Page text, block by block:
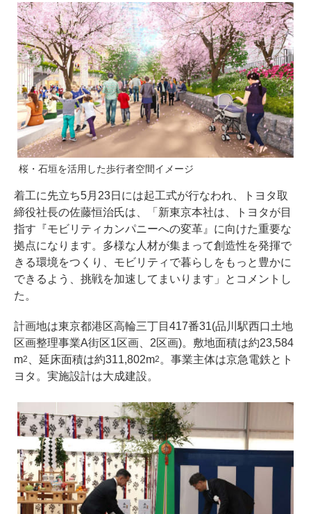
桜・石垣を活用した歩行者空間イメージ
着工に先立ち5月23日には起工式が行なわれ、トヨタ取
締役社長の佐藤恒治氏は、「新東京本社は、トヨタが目
指す『モビリティカンパニーへの変革』に向けた重要な
拠点になります。多様な人材が集まって創造性を発揮で
きる環境をつくり、モビリティで暮らしをもっと豊かに
できるよう、挑戦を加速してまいります」とコメントし
た。
計画地は東京都港区高輪三丁目417番31(品川駅西口土地
区画整理事業A街区1区画、2区画)。敷地面積は約23,584
m2 、延床面積は約311,802m2 。事業主体は京急電鉄とト
ヨタ。実施設計は大成建設。